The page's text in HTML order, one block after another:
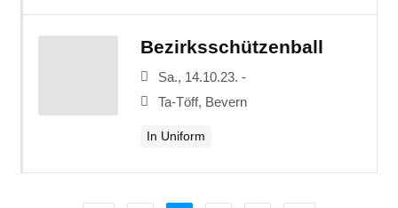
Bezirksschützenball
Sa., 14.10.23. -
Ta-Töff, Bevern
In Uniform